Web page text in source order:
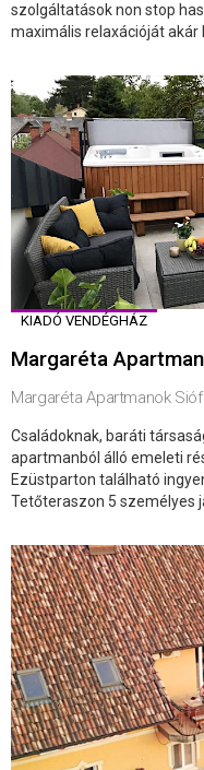
szolgáltatások non stop
maximális relaxációját akár
KIADÓ VENDÉGHÁZ
Margaréta
Margaréta Apartmanok
Családoknak, baráti
apartmanból álló emeleti
Ezüstparton található
Tetőteraszon 5 személyes